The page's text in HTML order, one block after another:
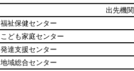
出先機関
福祉保健センター
こども家庭センター
発達支援センター
地域総合センター